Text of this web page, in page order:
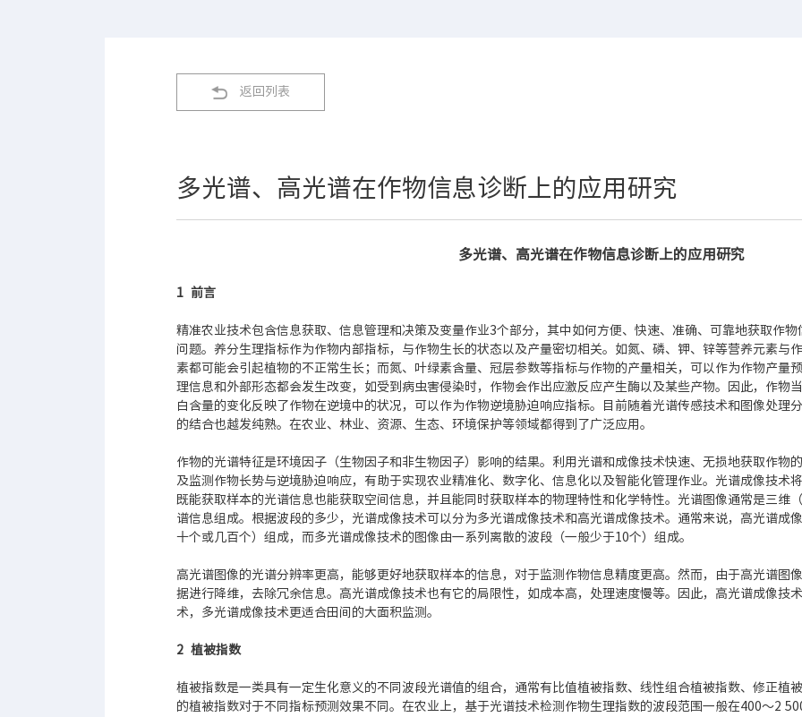
返回列表
多光谱、高光谱在作物信息诊断上的应用研究
多光谱、高光谱在作物信息诊断上的应用研究
1 前言
精准农业技术包含信息获取、信息管理和决策及变量作业3个部分，其中如何方便、快速、准确、可靠地获取作
问题。养分生理指标作为作物内部指标，与作物生长的状态以及产量密切相关。如氮、磷、钾、锌等营养元素与
素都可能会引起植物的不正常生长；而氮、叶绿素含量、冠层参数等指标与作物的产量相关，可以作为作物产量
理信息和外部形态都会发生改变，如受到病虫害侵染时，作物会作出应激反应产生酶以及某些产物。因此，作物
白含量的变化反映了作物在逆境中的状况，可以作为作物逆境胁迫响应指标。目前随着光谱传感技术和图像处理
的结合也越发纯熟。在农业、林业、资源、生态、环境保护等领域都得到了广泛应用。
作物的光谱特征是环境因子（生物因子和非生物因子）影响的结果。利用光谱和成像技术快速、无损地获取作物
及监测作物长势与逆境胁迫响应，有助于实现农业精准化、数字化、信息化以及智能化管理作业。光谱成像技术
既能获取样本的光谱信息也能获取空间信息，并且能同时获取样本的物理特性和化学特性。光谱图像通常是三维
谱信息组成。根据波段的多少，光谱成像技术可以分为多光谱成像技术和高光谱成像技术。通常来说，高光谱成
十个或几百个）组成，而多光谱成像技术的图像由一系列离散的波段（一般少于10个）组成。
高光谱图像的光谱分辨率更高，能够更好地获取样本的信息，对于监测作物信息精度更高。然而，由于高光谱图
据进行降维，去除冗余信息。高光谱成像技术也有它的局限性，如成本高，处理速度慢等。因此，高光谱成像技
术，多光谱成像技术更适合田间的大面积监测。
2 植被指数
植被指数是一类具有一定生化意义的不同波段光谱值的组合，通常有比值植被指数、线性组合植被指数、修正植
的植被指数对于不同指标预测效果不同。在农业上，基于光谱技术检测作物生理指数的波段范围一般在400～2